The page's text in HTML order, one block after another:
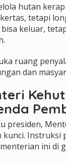
hutan
tetapi
keluar,
ruang
dan
presiden,
kunci. Instruksi
ini di